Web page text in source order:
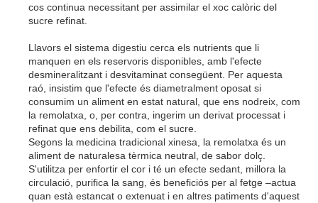
cos continua necessitant per assimilar el xoc calòric del
sucre refinat.
Llavors el sistema digestiu cerca els nutrients que li
manquen en els reservoris disponibles, amb l'efecte
desmineralitzant i desvitaminat consegüent. Per aquesta
raó, insistim que l'efecte és diametralment oposat si
consumim un aliment en estat natural, que ens nodreix, com
la remolatxa, o, per contra, ingerim un derivat processat i
refinat que ens debilita, com el sucre.
Segons la medicina tradicional xinesa, la remolatxa és un
aliment de naturalesa tèrmica neutral, de sabor dolç.
S'utilitza per enfortir el cor i té un efecte sedant, millora la
circulació, purifica la sang, és beneficiós per al fetge –actua
quan està estancat o extenuat i en altres patiments d'aquest